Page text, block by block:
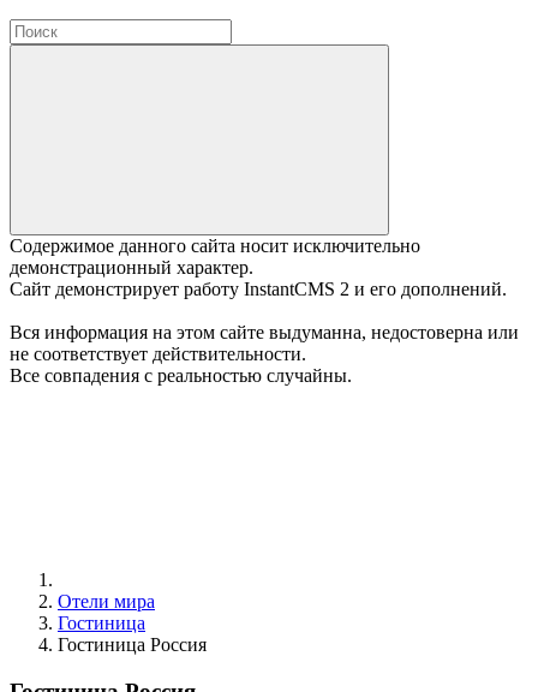
Содержимое данного сайта носит исключительно
демонстрационный характер.
Сайт демонстрирует работу InstantCMS 2 и его дополнений.
Вся информация на этом сайте выдуманна, недостоверна или
не соответствует действительности.
Все совпадения с реальностью случайны.
Отели мира
Гостиница
Гостиница Россия